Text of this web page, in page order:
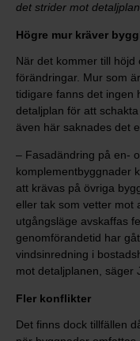
det strider mot
Högre mur kräver
När det kommer till
förändringar. Mur som
tidigare fanns det ingen
detaljplan för att
även här saknades det
– Fasadändring på en-
komplementbyggnader
att krävas på övriga
eller tak som vetter mot
utgångsläge avskaffas
genomförandetid har
vindsinredning i
mot detaljplanen, säger
Fler konflikter
Det finns dock tillfällen